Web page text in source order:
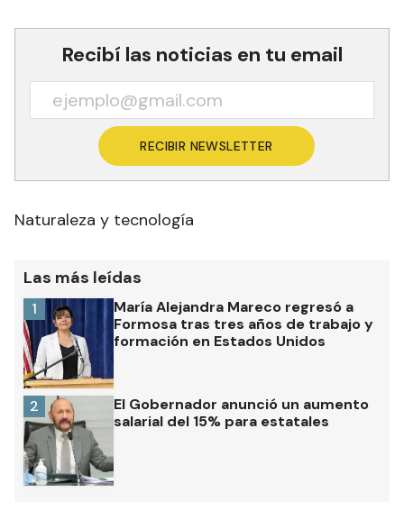
Recibí las noticias en tu email
RECIBIR NEWSLETTER
Naturaleza y tecnología
Las más leídas
María Alejandra Mareco regresó a
Formosa tras tres años de trabajo y
formación en Estados Unidos
1
El Gobernador anunció un aumento
salarial del 15% para estatales
2